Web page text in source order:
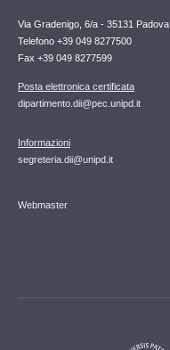
Via Gradenigo, 6/a - 35131 Padova
Telefono +39 049 8277500
Fax +39 049 8277599
Posta elettronica certificata
dipartimento.dii@pec.unipd.it
Informazioni
segreteria.dii@unipd.it
Webmaster